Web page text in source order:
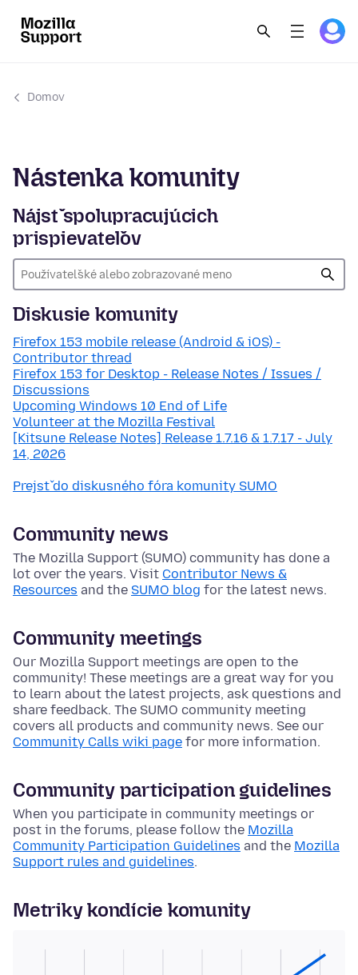
Domov
Nástenka komunity
Nájsť spolupracujúcich
prispievateľov
Diskusie komunity
Firefox 153 mobile release (Android & iOS) -
Contributor thread
Firefox 153 for Desktop - Release Notes / Issues /
Discussions
Upcoming Windows 10 End of Life
Volunteer at the Mozilla Festival
[Kitsune Release Notes] Release 1.7.16 & 1.7.17 - July
14, 2026
Prejsť do diskusného fóra komunity SUMO
Community news
The Mozilla Support (SUMO) community has done a
lot over the years. Visit Contributor News &
Resources and the SUMO blog for the latest news.
Community meetings
Our Mozilla Support meetings are open to the
community! These meetings are a great way for you
to learn about the latest projects, ask questions and
share feedback. The SUMO community meeting
covers all products and community news. See our
Community Calls wiki page for more information.
Community participation guidelines
When you participate in community meetings or
post in the forums, please follow the Mozilla
Community Participation Guidelines and the Mozilla
Support rules and guidelines.
Metriky kondície komunity